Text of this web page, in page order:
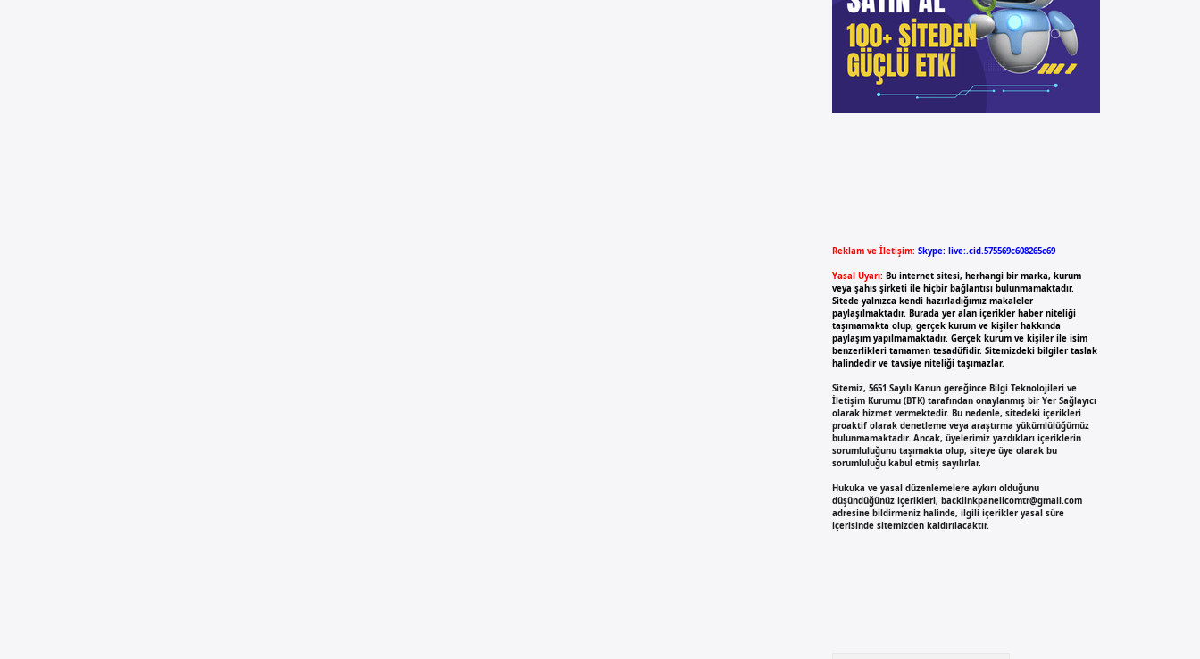
Reklam ve İletişim: Skype: live:.cid.575569c608265c69
Yasal Uyarı: Bu internet sitesi, herhangi bir marka, kurum
veya şahıs şirketi ile hiçbir bağlantısı bulunmamaktadır.
Sitede yalnızca kendi hazırladığımız makaleler
paylaşılmaktadır. Burada yer alan içerikler haber niteliği
taşımamakta olup, gerçek kurum ve kişiler hakkında
paylaşım yapılmamaktadır. Gerçek kurum ve kişiler ile isim
benzerlikleri tamamen tesadüfidir. Sitemizdeki bilgiler taslak
halindedir ve tavsiye niteliği taşımazlar.
Sitemiz, 5651 Sayılı Kanun gereğince Bilgi Teknolojileri ve
İletişim Kurumu (BTK) tarafından onaylanmış bir Yer Sağlayıcı
olarak hizmet vermektedir. Bu nedenle, sitedeki içerikleri
proaktif olarak denetleme veya araştırma yükümlülüğümüz
bulunmamaktadır. Ancak, üyelerimiz yazdıkları içeriklerin
sorumluluğunu taşımakta olup, siteye üye olarak bu
sorumluluğu kabul etmiş sayılırlar.
Hukuka ve yasal düzenlemelere aykırı olduğunu
düşündüğünüz içerikleri, backlinkpanelicomtr@gmail.com
adresine bildirmeniz halinde, ilgili içerikler yasal süre
içerisinde sitemizden kaldırılacaktır.